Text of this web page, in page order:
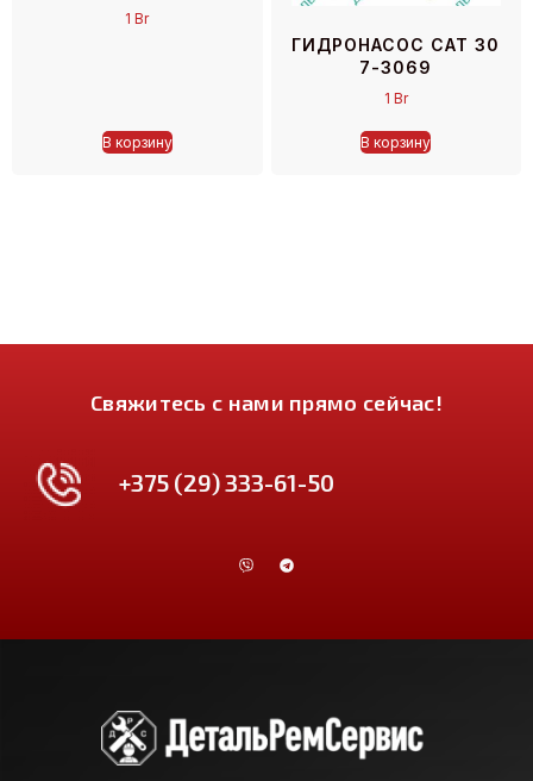
1Br
В корзину
ГИДРОНАСОС CAT 30
7-3069
1 Br
В корзину
Свяжитесь с нами прямо сейчас!
+375 (29) 333-61-50